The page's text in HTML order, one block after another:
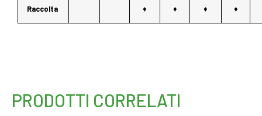
Raccolta ♦ ♦ ♦ ♦
PRODOTTI CORRELATI